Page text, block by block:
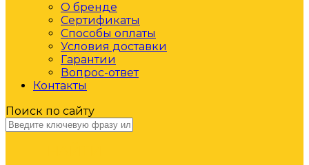
О бренде
Сертификаты
Способы оплаты
Условия доставки
Гарантии
Вопрос-ответ
Контакты
Поиск по сайту